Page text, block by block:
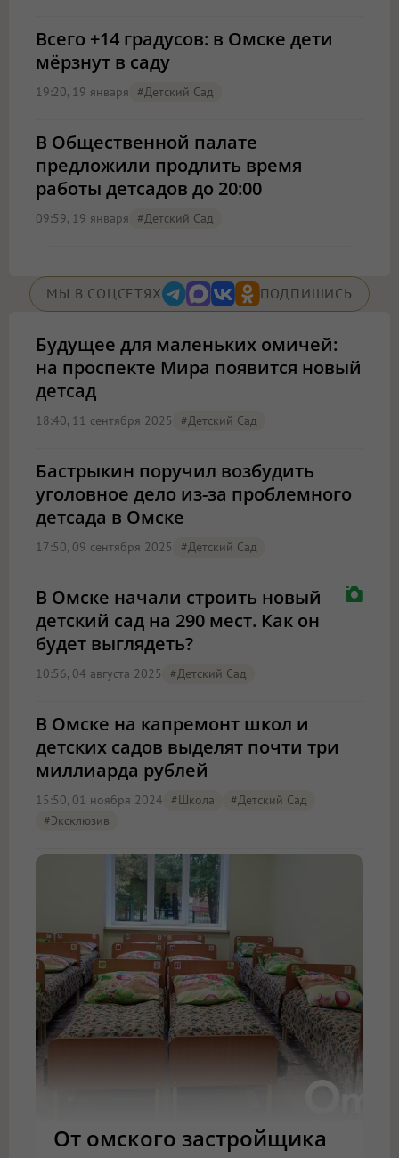
Всего +14 градусов: в Омске дети
мёрзнут в саду
19:20, 19 января #детский Сад
В Общественной палате
предложили продлить время
работы детсадов до 20:00
09:59, 19 января #детский Сад
МЫ В СОЦСЕТЯХ ПОДПИШИСЬ
Будущее для маленьких омичей:
на проспекте Мира появится новый
детсад
18:40, 11 сентября 2025 #детский Сад
Бастрыкин поручил возбудить
уголовное дело из-за проблемного
детсада в Омске
17:50, 09 сентября 2025 #детский Сад
В Омске начали строить новый
детский сад на 290 мест. Как он
будет выглядеть?
10:56, 04 августа 2025 #детский Сад
В Омске на капремонт школ и
детских садов выделят почти три
миллиарда рублей
15:50, 01 ноября 2024 #школа
#детский Сад
#эксклюзив
От омского застройщика